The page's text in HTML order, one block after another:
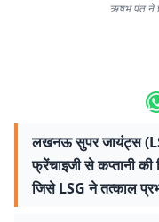
ऋषभ पंत ने
लखनऊ सुपर जायंट्स
फ्रेंचाइजी से कप्तानी की
जिसे LSG ने तत्काल